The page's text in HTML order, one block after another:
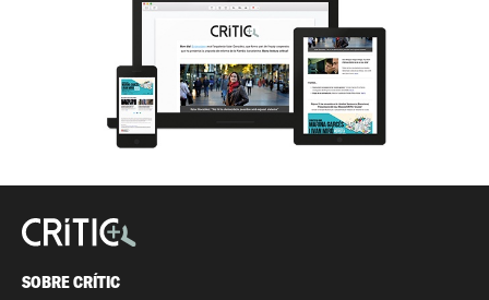
SOBRE CRÍTIC